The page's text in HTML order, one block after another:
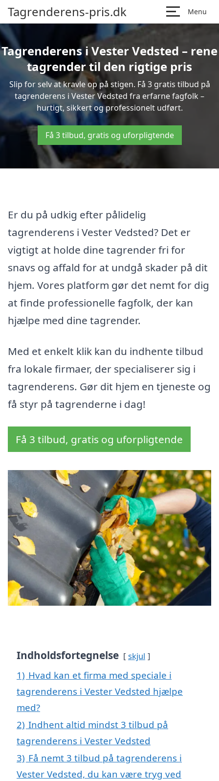
Tagrenderens-pris.dk Menu
Tagrenderens i Vester Vedsted – rene
tagrender til den rigtige pris
Slip for selv at kravle op på stigen. Få 3 gratis tilbud på
tagrenderens i Vester Vedsted fra erfarne fagfolk –
hurtigt, sikkert og professionelt udført.
Få 3 tilbud, gratis og uforpligtende
Er du på udkig efter pålidelig
tagrenderens i Vester Vedsted? Det er
vigtigt at holde dine tagrender fri for
snavs og affald for at undgå skader på dit
hjem. Vores platform gør det nemt for dig
at finde professionelle fagfolk, der kan
hjælpe med dine tagrender.
Med et enkelt klik kan du indhente tilbud
fra lokale firmaer, der specialiserer sig i
tagrenderens. Gør dit hjem en tjeneste og
få styr på tagrenderne i dag!
Få 3 tilbud, gratis og uforpligtende
Indholdsfortegnelse skjul
1) Hvad kan et firma med speciale i
tagrenderens i Vester Vedsted hjælpe
med?
2) Indhent altid mindst 3 tilbud på
tagrenderens i Vester Vedsted
3) Få nemt 3 tilbud på tagrenderens i
Vester Vedsted, du kan være tryg ved